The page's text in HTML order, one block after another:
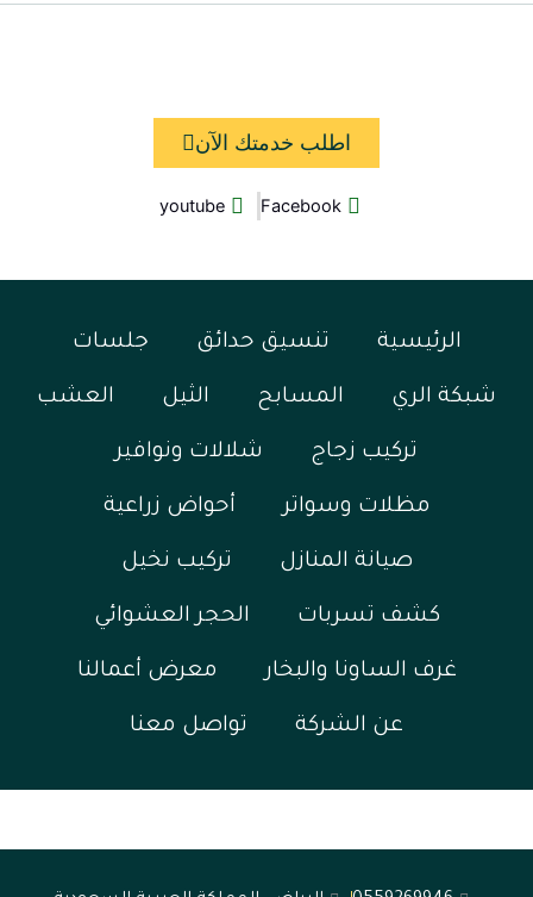
اطلب خدمتك الآن
Facebook
youtube
الرئيسية تنسيق حدائق جلسات
شبكة الري المسابح الثيل العشب
تركيب زجاج شلالات ونوافير
مظلات وسواتر أحواض زراعية
صيانة المنازل تركيب نخيل
كشف تسربات الحجر العشوائي
غرف الساونا والبخار معرض أعمالنا
عن الشركة تواصل معنا